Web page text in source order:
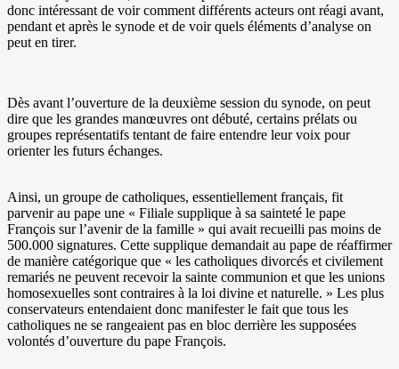
donc intéressant de voir comment différents acteurs ont réagi avant,
pendant et après le synode et de voir quels éléments d’analyse on
peut en tirer.
Dès avant l’ouverture de la deuxième session du synode, on peut
dire que les grandes manœuvres ont débuté, certains prélats ou
groupes représentatifs tentant de faire entendre leur voix pour
orienter les futurs échanges.
Ainsi, un groupe de catholiques, essentiellement français, fit
parvenir au pape une « Filiale supplique à sa sainteté le pape
François sur l’avenir de la famille » qui avait recueilli pas moins de
500.000 signatures. Cette supplique demandait au pape de réaffirmer
de manière catégorique que « les catholiques divorcés et civilement
remariés ne peuvent recevoir la sainte communion et que les unions
homosexuelles sont contraires à la loi divine et naturelle. » Les plus
conservateurs entendaient donc manifester le fait que tous les
catholiques ne se rangeaient pas en bloc derrière les supposées
volontés d’ouverture du pape François.